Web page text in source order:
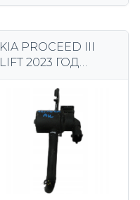
KIA PROCEED III
LIFT 2023 ГОД
OEM 28910-3L000
1.6 T-GDI